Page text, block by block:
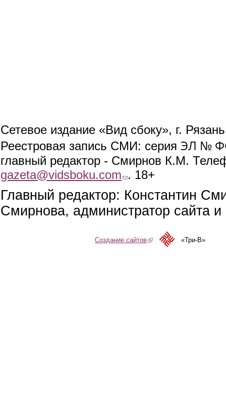
Сетевое издание «Вид сбоку», г.
Реестровая запись СМИ: серия ЭЛ №
главный редактор - Смирнов К.М.
gazeta@vidsboku.com (link sends e-mail)
. 18+
Главный редактор: Константин
Смирнова, администратор сайта
Создание сайтов(link is external)«Три-В»